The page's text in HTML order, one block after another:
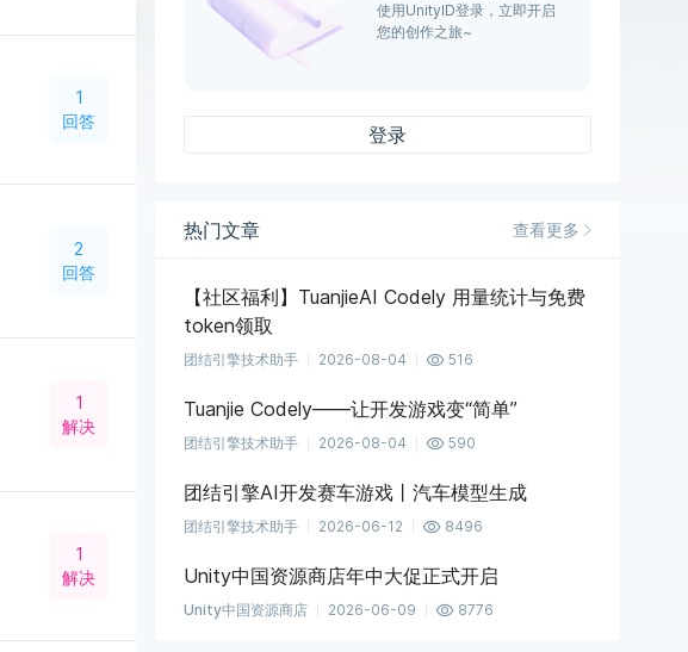
1
回答
2
回答
1
解决
1
解决
使用UnityID登录，立即开启
您的创作之旅~
登录
热门文章 查看更多
【社区福利】TuanjieAI Codely 用量统计与免费
token领取
团结引擎技术助手 2026-08-04 516
Tuanjie Codely——让开发游戏变“简单”
团结引擎技术助手 2026-08-04 590
团结引擎AI开发赛车游戏丨汽车模型生成
团结引擎技术助手 2026-06-12 8496
Unity中国资源商店年中大促正式开启
Unity中国资源商店 2026-06-09 8776